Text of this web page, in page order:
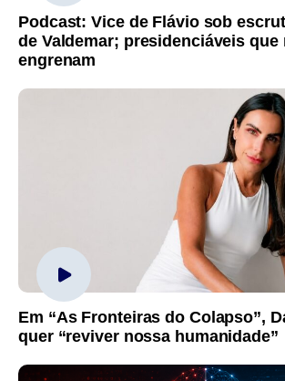
Podcast: Vice de Flávio sob
de Valdemar; presidenciáveis que
engrenam
Em “As Fronteiras do Colapso”,
quer “reviver nossa humanidade”